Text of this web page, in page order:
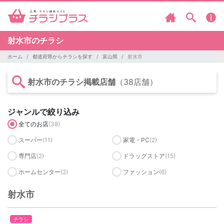
射水市のチラシ
ホーム 都道府県からチラシを探す 富山県 射水市
射水市のチラシ掲載店舗 （38店舗）
ジャンルで絞り込み
全てのお店(38)
スーパー(11) 家電・PC(2)
専門店(2) ドラッグストア(15)
ホームセンター(2) ファッション(6)
射水市
チラシ